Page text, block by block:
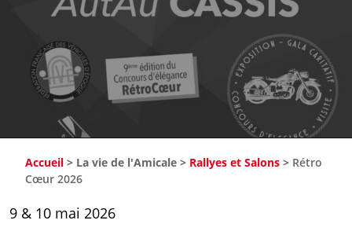
Accueil > La vie de l'Amicale > Rallyes et Salons > Rétro
Cœur 2026
9 & 10 mai 2026